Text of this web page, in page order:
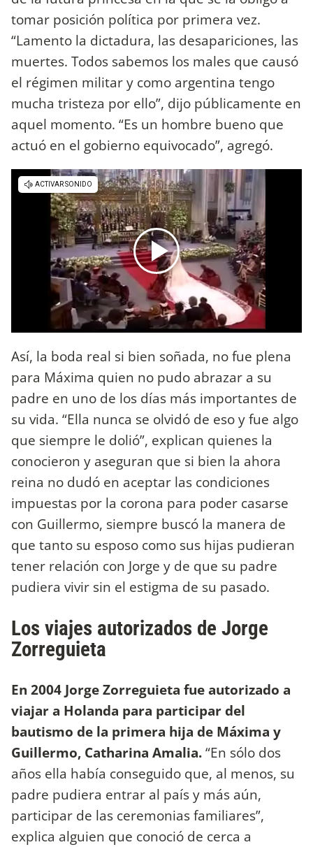
tomar posición política por primera vez.
“Lamento la dictadura, las desapariciones, las
muertes. Todos sabemos los males que causó
el régimen militar y como argentina tengo
mucha tristeza por ello”, dijo públicamente en
aquel momento. “Es un hombre bueno que
actuó en el gobierno equivocado”, agregó.
Así, la boda real si bien soñada, no fue plena
para Máxima quien no pudo abrazar a su
padre en uno de los días más importantes de
su vida. “Ella nunca se olvidó de eso y fue algo
que siempre le dolió”, explican quienes la
conocieron y aseguran que si bien la ahora
reina no dudó en aceptar las condiciones
impuestas por la corona para poder casarse
con Guillermo, siempre buscó la manera de
que tanto su esposo como sus hijas pudieran
tener relación con Jorge y de que su padre
pudiera vivir sin el estigma de su pasado.
Los viajes autorizados de Jorge
Zorreguieta
En 2004 Jorge Zorreguieta fue autorizado a
viajar a Holanda para participar del
bautismo de la primera hija de Máxima y
Guillermo, Catharina Amalia.“En sólo dos
años ella había conseguido que, al menos, su
padre pudiera entrar al país y más aún,
participar de las ceremonias familiares”,
explica alguien que conoció de cerca a